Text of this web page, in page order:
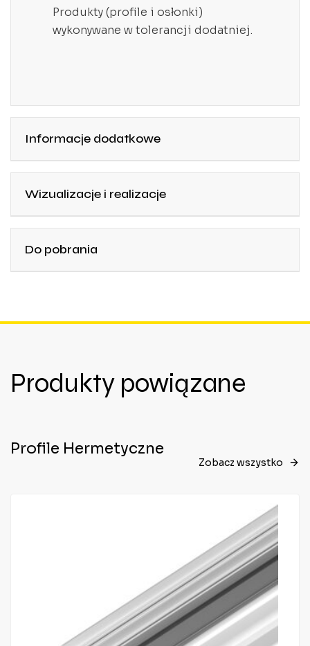
Produkty (profile i osłonki)
wykonywane w tolerancji dodatniej.
Informacje dodatkowe
Wizualizacje i realizacje
Do pobrania
Produkty powiązane
Profile Hermetyczne
Zobacz wszystko